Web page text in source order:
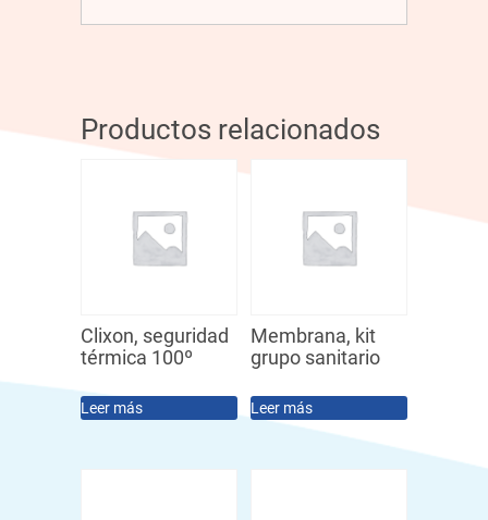
Productos relacionados
Clixon, seguridad
térmica 100º
Leer más
Membrana, kit
grupo sanitario
Leer más